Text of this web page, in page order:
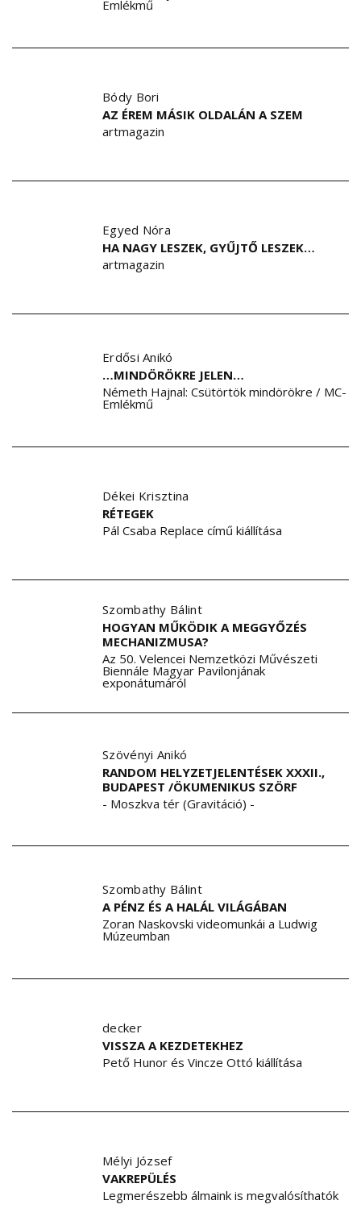
Emlékmű
Bódy Bori
AZ ÉREM MÁSIK OLDALÁN A SZEM
artmagazin
Egyed Nóra
HA NAGY LESZEK, GYŰJTŐ LESZEK…
artmagazin
Erdősi Anikó
…MINDÖRÖKRE JELEN…
Németh Hajnal: Csütörtök mindörökre / MC-
Emlékmű
Dékei Krisztina
RÉTEGEK
Pál Csaba Replace című kiállítása
Szombathy Bálint
HOGYAN MŰKÖDIK A MEGGYŐZÉS
MECHANIZMUSA?
Az 50. Velencei Nemzetközi Művészeti
Biennále Magyar Pavilonjának
exponátumáról
Szövényi Anikó
RANDOM HELYZETJELENTÉSEK XXXII.,
BUDAPEST /ÖKUMENIKUS SZÖRF
- Moszkva tér (Gravitáció) -
Szombathy Bálint
A PÉNZ ÉS A HALÁL VILÁGÁBAN
Zoran Naskovski videomunkái a Ludwig
Múzeumban
decker
VISSZA A KEZDETEKHEZ
Pető Hunor és Vincze Ottó kiállítása
Mélyi József
VAKREPÜLÉS
Legmerészebb álmaink is megvalósíthatók